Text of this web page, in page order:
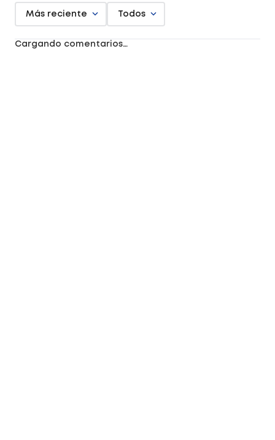
Más reciente Todos
Cargando comentarios…